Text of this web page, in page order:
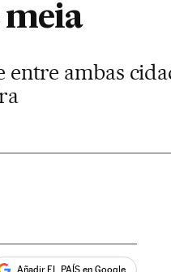
meia
ambas
Añadir EL PAÍS en Google